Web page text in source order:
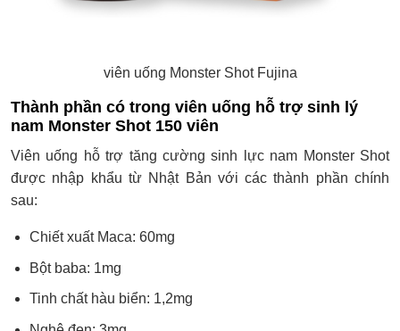
viên uống Monster Shot Fujina
Thành phần có trong viên uống hỗ trợ sinh lý
nam Monster Shot 150 viên
Viên uống hỗ trợ tăng cường sinh lực nam Monster Shot
được nhập khẩu từ Nhật Bản với các thành phần chính
sau:
Chiết xuất Maca: 60mg
Bột baba: 1mg
Tinh chất hàu biển: 1,2mg